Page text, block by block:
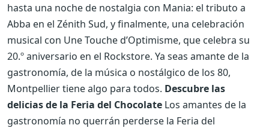
hasta una noche de nostalgia con Mania: el tributo a
Abba en el Zénith Sud, y finalmente, una celebración
musical con Une Touche d’Optimisme, que celebra su
20.º aniversario en el Rockstore. Ya seas amante de la
gastronomía, de la música o nostálgico de los 80,
Montpellier tiene algo para todos. Descubre las
delicias de la Feria del Chocolate Los amantes de la
gastronomía no querrán perderse la Feria del